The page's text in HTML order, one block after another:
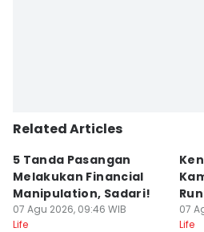
Related Articles
5 Tanda Pasangan
Melakukan Financial
Manipulation, Sadari!
07 Agu 2026, 09:46 WIB
Life
07
Life